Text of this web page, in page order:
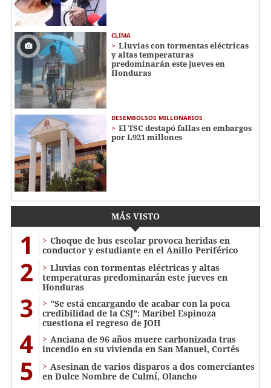
CLIMA
Lluvias con tormentas eléctricas
y altas temperaturas
predominarán este jueves en
Honduras
DESEMBOLSOS MILLONARIOS
El TSC destapó fallas en embargos
por L921 millones
MÁS VISTO
1
Choque de bus escolar provoca heridas en
conductor y estudiante en el Anillo Periférico
2
Lluvias con tormentas eléctricas y altas
temperaturas predominarán este jueves en
Honduras
3
"Se está encargando de acabar con la poca
credibilidad de la CSJ": Maribel Espinoza
cuestiona el regreso de JOH
4
Anciana de 96 años muere carbonizada tras
incendio en su vivienda en San Manuel, Cortés
5
Asesinan de varios disparos a dos comerciantes
en Dulce Nombre de Culmí, Olancho